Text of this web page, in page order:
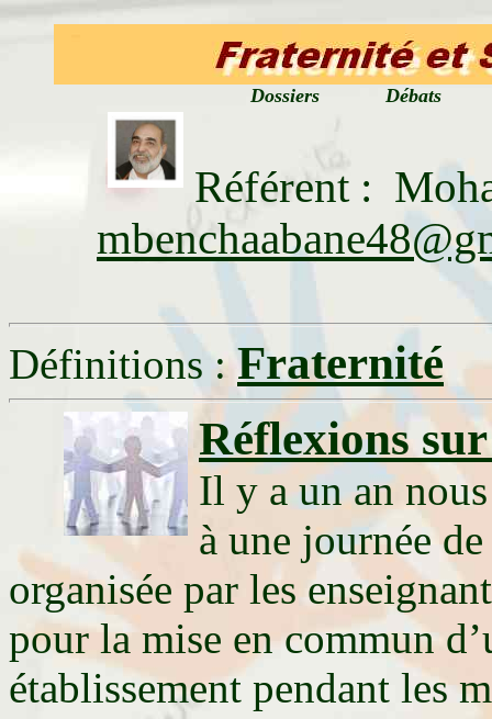
Dossiers
Référent :
Définitions :Fraternité
Réflexions
Il y a un an
à une journée
organisée par les
pour la mise en commun
établissement pendant les